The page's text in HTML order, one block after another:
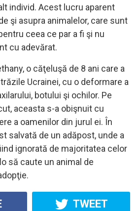
individ. Acest lucru aparent
şi asupra animalelor, care sunt
ceea ce par a fi şi nu
cu adevărat.
o căţeluşă de 8 ani care a
Ucrainei, cu o deformare a
botului şi ochilor. Pe
aceasta s-a obişnuit cu
a oamenilor din jurul ei. În
salvată de un adăpost, unde a
ignorată de majoritatea celor
să caute un animal de
TWEET